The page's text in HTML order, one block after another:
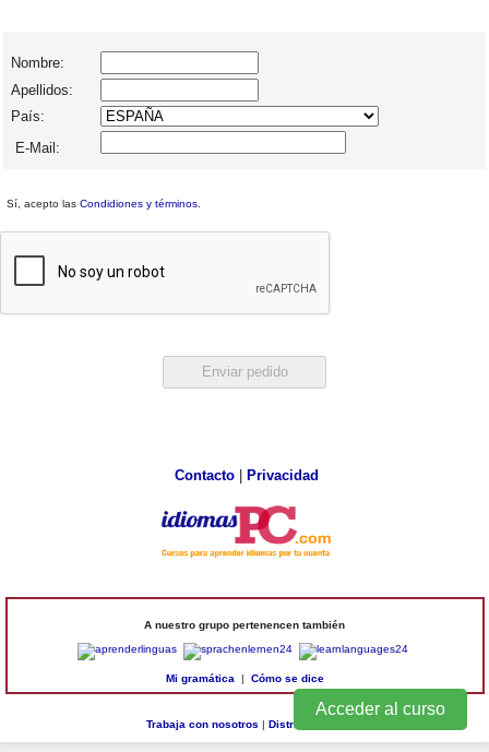
Acceder al curso
Nombre:
Apellidos:
País:
E-Mail:
Sí, acepto las Condidiones y términos
Contacto| Privacidad
A nuestro grupo pertenencen también
Mi gramática | Cómo se dice
Trabaja con nosotros | Distribuidores